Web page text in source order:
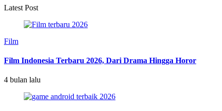
Latest Post
Film
Film Indonesia Terbaru 2026, Dari Drama Hingga Horor
4 bulan lalu